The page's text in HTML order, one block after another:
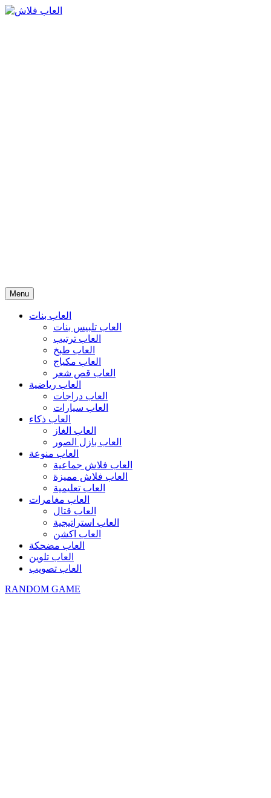
Menu
العاب بنات
العاب تلبيس بنات
العاب ترتيب
العاب طبخ
العاب مكياج
العاب قص شعر
العاب رياضية
العاب دراجات
العاب سيارات
العاب ذكاء
العاب الغاز
العاب بازل الصور
العاب منوعة
العاب فلاش جماعية
العاب فلاش مميزة
العاب تعليمية
العاب مغامرات
العاب قتال
العاب استراتيجية
العاب اكشن
العاب مضحكة
العاب تلوين
العاب تصويب
RANDOM GAME